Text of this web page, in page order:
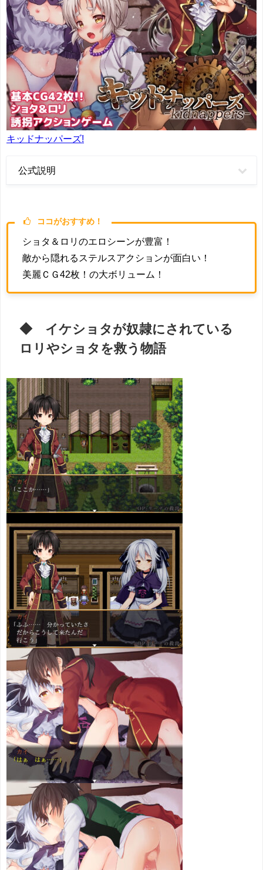
キッドナッパーズ!
公式説明
ココがおすすめ！
ショタ＆ロリのエロシーンが豊富！
敵から隠れるステルスアクションが面白い！
美麗ＣＧ42枚！の大ボリューム！
◆ イケショタが奴隷にされている
ロリやショタを救う物語